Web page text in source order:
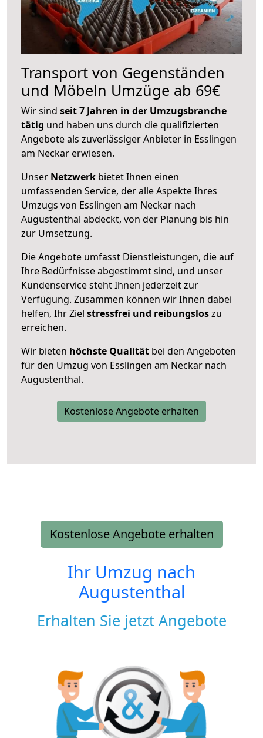
Transport von Gegenständen
und Möbeln Umzüge ab 69€
Wir sind seit 7 Jahren in der Umzugsbranche
tätig und haben uns durch die qualifizierten
Angebote als zuverlässiger Anbieter in Esslingen
am Neckar erwiesen.
Unser Netzwerk bietet Ihnen einen
umfassenden Service, der alle Aspekte Ihres
Umzugs von Esslingen am Neckar nach
Augustenthal abdeckt, von der Planung bis hin
zur Umsetzung.
Die Angebote umfasst Dienstleistungen, die auf
Ihre Bedürfnisse abgestimmt sind, und unser
Kundenservice steht Ihnen jederzeit zur
Verfügung. Zusammen können wir Ihnen dabei
helfen, Ihr Ziel stressfrei und reibungsloszu
erreichen.
Wir bieten höchste Qualität bei den Angeboten
für den Umzug von Esslingen am Neckar nach
Augustenthal.
Kostenlose Angebote erhalten
Kostenlose Angebote erhalten
Ihr Umzug nach
Augustenthal
Erhalten Sie jetzt Angebote